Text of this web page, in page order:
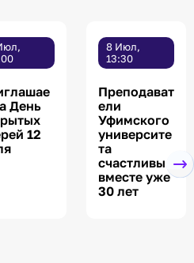
День
12
8 Июл,
13:30
Преподават
ели
Уфимского
университе
та
счастливы
вместе уже
30 лет